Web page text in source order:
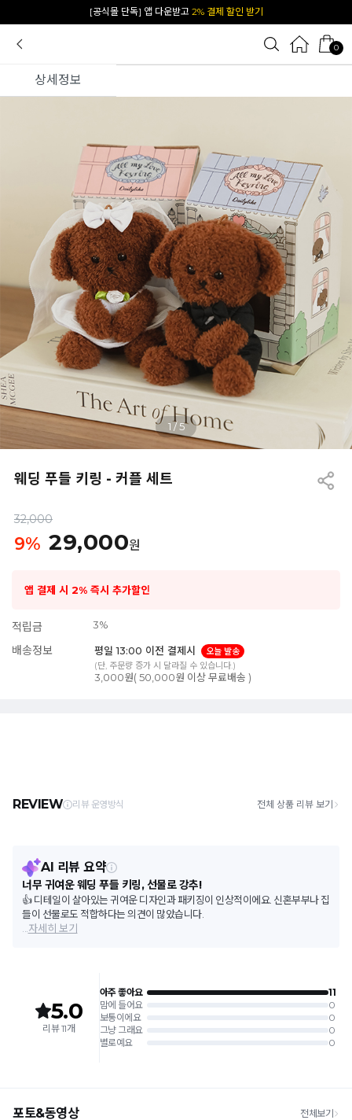
카카오 플친 추가하면1천원 즉시 할인 쿠폰
0
상세정보
1 /5
웨딩 푸들 키링 - 커플 세트
32,000
9% 29,000원
앱 결제 시 2% 즉시 추가할인
적립금 3%
배송정보 평일 13:00 이전 결제시
오늘 발송
(단, 주문량 증가 시 달라질 수 있습니다.)
3,000원( 50,000원 이상 무료배송 )